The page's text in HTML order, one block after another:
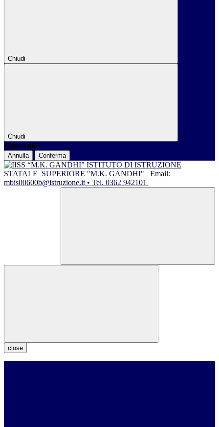
Chiudi
Chiudi
Conferma
Annulla Conferma
ISTITUTO DI ISTRUZIONE
STATALE SUPERIORE "M.K. GANDHI"
Email:
mbis00600b@istruzione.it • Tel. 0362 942101
close